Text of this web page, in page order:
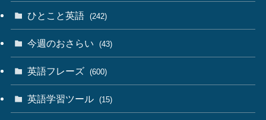
ひとこと英語 (242)
今週のおさらい (43)
英語フレーズ (600)
英語学習ツール (15)